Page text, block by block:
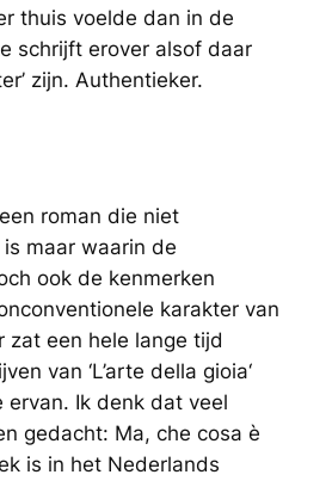
thuis voelde dan in de
schrijft erover alsof daar
zijn. Authentieker.
roman die niet
maar waarin de
ook de kenmerken
karakter van
zat een hele lange tijd
van ‘L’arte della gioia‘
ervan. Ik denk dat veel
gedacht: Ma, che cosa è
is in het Nederlands